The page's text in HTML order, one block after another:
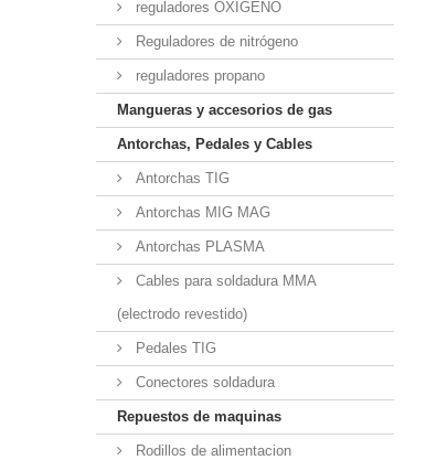
reguladores OXIGENO
Reguladores de nitrógeno
reguladores propano
Mangueras y accesorios de gas
Antorchas, Pedales y Cables
Antorchas TIG
Antorchas MIG MAG
Antorchas PLASMA
Cables para soldadura MMA
(electrodo revestido)
Pedales TIG
Conectores soldadura
Repuestos de maquinas
Rodillos de alimentacion